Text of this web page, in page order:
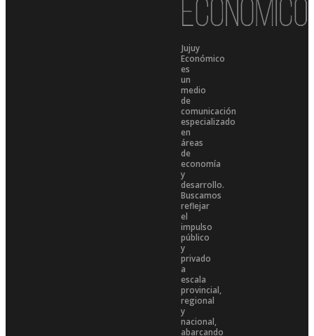
Jujuy
Económico
es
un
medio
de
comunicación
especializado
en
áreas
de
economía
y
desarrollo.
Buscamos
reflejar
el
impulso
público
y
privado
a
escala
provincial,
regional
y
nacional,
abarcando